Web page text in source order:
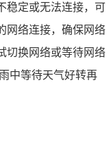
稳定或无法连接，可
网络连接，确保网络
切换网络或等待网络
中等待天气好转再